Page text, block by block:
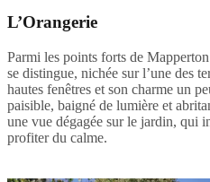
L’Orangerie
Parmi les points forts de
se distingue, nichée sur l’une des
hautes fenêtres et son charme un
paisible, baigné de lumière et
une vue dégagée sur le jardin, qui
profiter du calme.